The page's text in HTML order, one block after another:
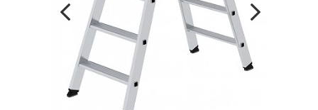
Vorheriges
Nächstes
Bild